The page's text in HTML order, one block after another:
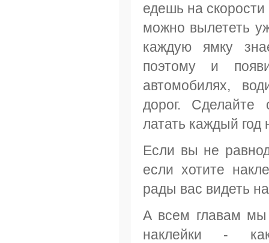
едешь на скорости
можно вылететь
каждую ямку
поэтому и
автомобилях,
дорог.
латать каждый год
Если вы не
если хотите
рады вас видеть
А всем главам мы
наклейки -